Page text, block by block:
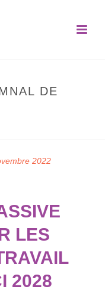
DE
2022
LES
2028